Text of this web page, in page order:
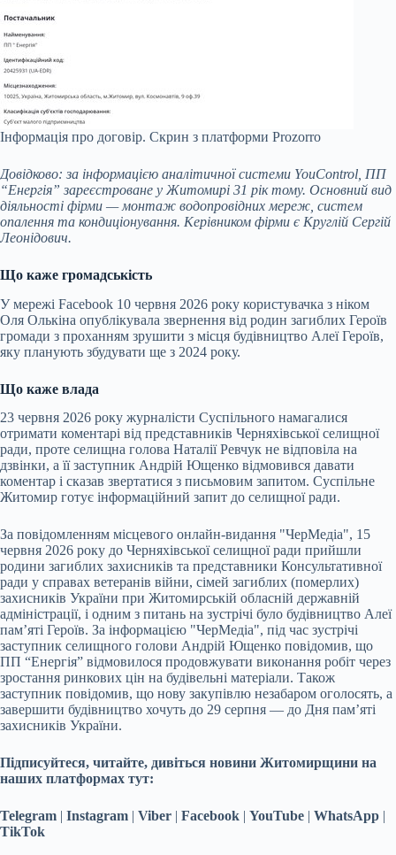
Інформація про договір. Скрин з платформи Prozorro
Довідково: за інформацією аналітичної системи YouControl, ПП
“Енергія” зареєстроване у Житомирі 31 рік тому. Основний вид
діяльності фірми — монтаж водопровідних мереж, систем
опалення та кондиціонування. Керівником фірми є Круглій Сергій
Леонідович.
Що каже громадськість
У мережі Facebook 10 червня 2026 року користувачка з ніком
Оля Олькіна опублікувала звернення від родин загиблих Героїв
громади з проханням зрушити з місця будівництво Алеї Героїв,
яку планують збудувати ще з 2024 року.
Що каже влада
23 червня 2026 року журналісти Суспільного намагалися
отримати коментарі від представників Черняхівської селищної
ради, проте селищна голова Наталії Ревчук не відповіла на
дзвінки, а її заступник Андрій Ющенко відмовився давати
коментар і сказав звертатися з письмовим запитом. Суспільне
Житомир готує інформаційний запит до селищної ради.
За повідомленням місцевого онлайн-видання "ЧерМедіа", 15
червня 2026 року до Черняхівської селищної ради прийшли
родини загиблих захисників та представники Консультативної
ради у справах ветеранів війни, сімей загиблих (померлих)
захисників України при Житомирській обласній державній
адміністрації, і одним з питань на зустрічі було будівництво Алеї
пам’яті Героїв. За інформацією "ЧерМедіа", під час зустрічі
заступник селищного голови Андрій Ющенко повідомив, що
ПП “Енергія” відмовилося продовжувати виконання робіт через
зростання ринкових цін на будівельні матеріали. Також
заступник повідомив, що нову закупівлю незабаром оголосять, а
завершити будівництво хочуть до 29 серпня — до Дня пам’яті
захисників України.
Підписуйтеся, читайте, дивіться новини Житомирщини на
наших платформах тут:
Telegram | Instagram | Viber | Facebook | YouTube | WhatsApp |
TikTok